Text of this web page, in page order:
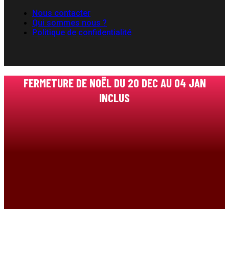
Nous contacter
Qui sommes nous ?
Politique de confidentialité
FERMETURE DE NOËL DU 20 DEC AU 04 JAN
INCLUS